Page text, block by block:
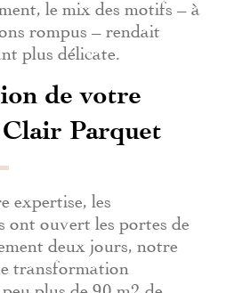
le mix des motifs – à
rompus – rendait
plus délicate.
de votre
Parquet
expertise, les
ont ouvert les portes de
deux jours, notre
transformation
plus de 90 m2 de